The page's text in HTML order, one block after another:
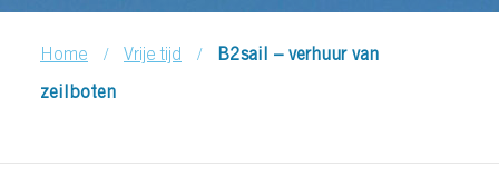
Home / Vrije tijd / B2sail – verhuur van
zeilboten